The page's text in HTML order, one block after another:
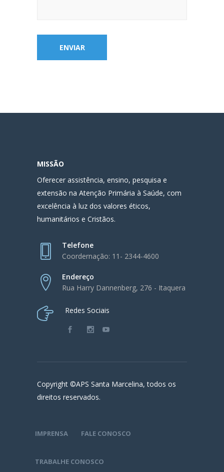
MISSÃO
Oferecer assistência, ensino, pesquisa e
extensão na Atenção Primária à Saúde, com
excelência à luz dos valores éticos,
humanitários e Cristãos.
Telefone
Coordernação: 11- 2344-4600
Endereço
Rua Harry Dannenberg, 276 - Itaquera
Redes Sociais
Copyright ©APS Santa Marcelina, todos os
direitos reservados.
IMPRENSA FALE CONOSCO
TRABALHE CONOSCO